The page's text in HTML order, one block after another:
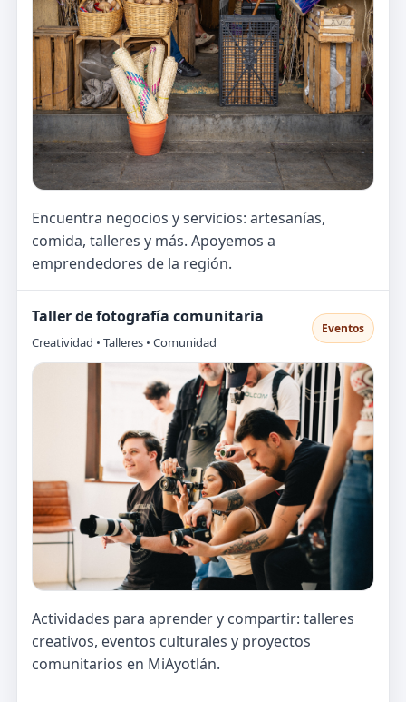
Encuentra negocios y servicios: artesanías,
comida, talleres y más. Apoyemos a
emprendedores de la región.
Taller de fotografía comunitaria
Creatividad • Talleres • Comunidad
Eventos
Actividades para aprender y compartir: talleres
creativos, eventos culturales y proyectos
comunitarios en MiAyotlán.